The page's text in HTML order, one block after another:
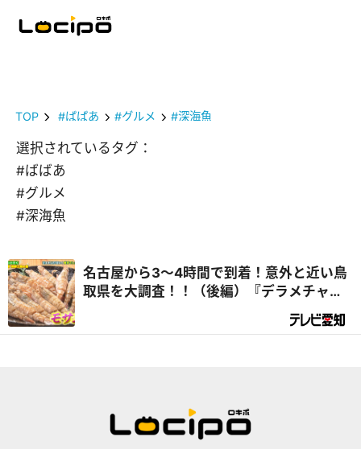
TOP #ばばあ #グルメ #深海魚
選択されているタグ：
#ばばあ
#グルメ
#深海魚
名古屋から3～4時間で到着！意外と近い鳥
取県を大調査！！（後編）『デラメチャ気